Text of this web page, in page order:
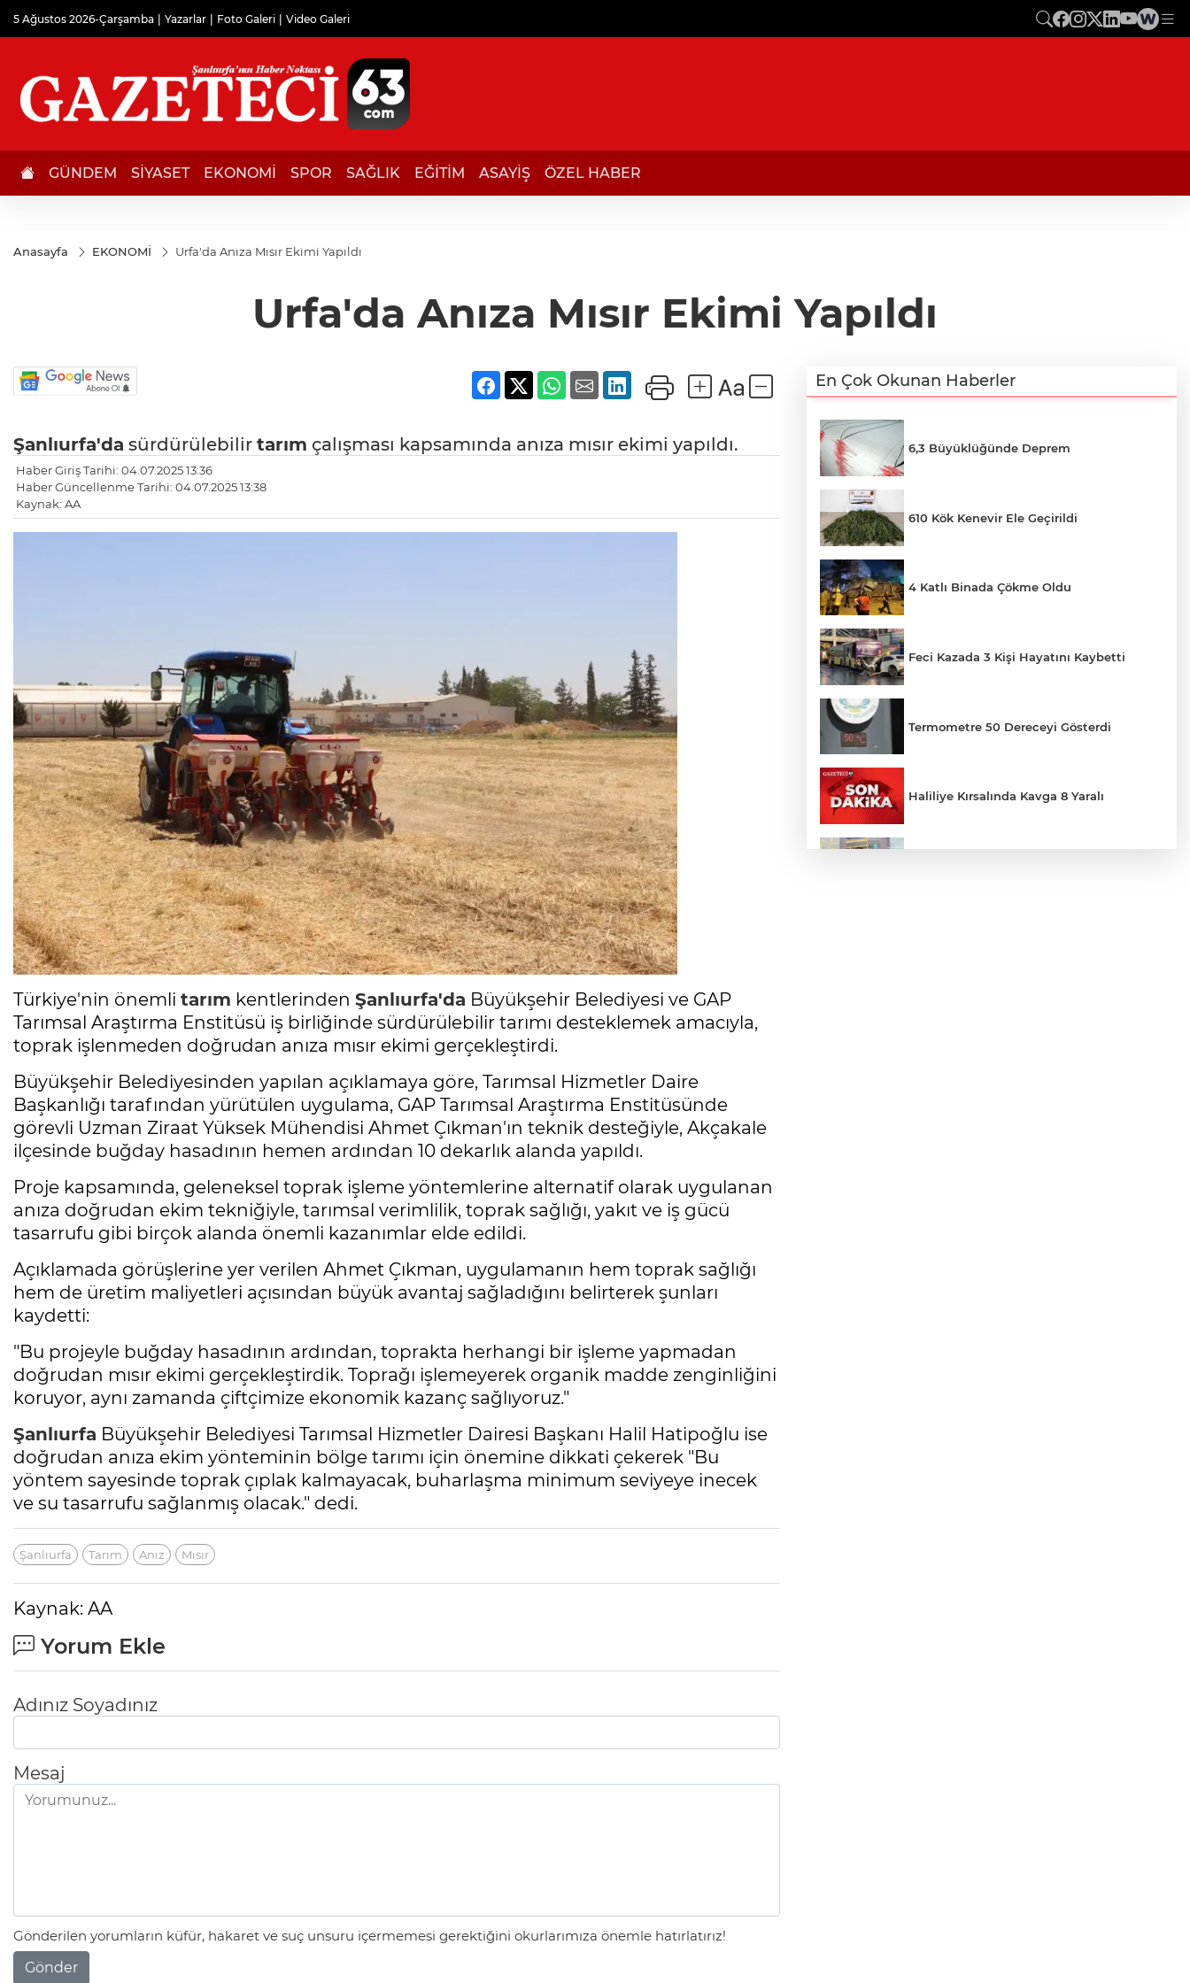
5 Ağustos 2026-Çarşamba Yazarlar Foto Galeri Video Galeri
GÜNDEM SİYASET EKONOMİ SPOR SAĞLIK EĞİTİM ASAYİŞ ÖZEL HABER
Anasayfa EKONOMİ Urfa'da Anıza Mısır Ekimi Yapıldı
Urfa'da Anıza Mısır Ekimi Yapıldı
Şanlıurfa'da sürdürülebilir tarım çalışması kapsamında anıza mısır ekimi yapıldı.
Haber Giriş Tarihi: 04.07.2025 13:36
Haber Güncellenme Tarihi: 04.07.2025 13:38
Kaynak: AA
Türkiye'nin önemli tarım kentlerinden Şanlıurfa'da Büyükşehir Belediyesi ve GAP
Tarımsal Araştırma Enstitüsü iş birliğinde sürdürülebilir tarımı desteklemek amacıyla,
toprak işlenmeden doğrudan anıza mısır ekimi gerçekleştirdi.
Büyükşehir Belediyesinden yapılan açıklamaya göre, Tarımsal Hizmetler Daire
Başkanlığı tarafından yürütülen uygulama, GAP Tarımsal Araştırma Enstitüsünde
görevli Uzman Ziraat Yüksek Mühendisi Ahmet Çıkman'ın teknik desteğiyle, Akçakale
ilçesinde buğday hasadının hemen ardından 10 dekarlık alanda yapıldı.
Proje kapsamında, geleneksel toprak işleme yöntemlerine alternatif olarak uygulanan
anıza doğrudan ekim tekniğiyle, tarımsal verimlilik, toprak sağlığı, yakıt ve iş gücü
tasarrufu gibi birçok alanda önemli kazanımlar elde edildi.
Açıklamada görüşlerine yer verilen Ahmet Çıkman, uygulamanın hem toprak sağlığı
hem de üretim maliyetleri açısından büyük avantaj sağladığını belirterek şunları
kaydetti:
"Bu projeyle buğday hasadının ardından, toprakta herhangi bir işleme yapmadan
doğrudan mısır ekimi gerçekleştirdik. Toprağı işlemeyerek organik madde zenginliğini
koruyor, aynı zamanda çiftçimize ekonomik kazanç sağlıyoruz."
Şanlıurfa Büyükşehir Belediyesi Tarımsal Hizmetler Dairesi Başkanı Halil Hatipoğlu ise
doğrudan anıza ekim yönteminin bölge tarımı için önemine dikkati çekerek "Bu
yöntem sayesinde toprak çıplak kalmayacak, buharlaşma minimum seviyeye inecek
ve su tasarrufu sağlanmış olacak." dedi.
Şanlıurfa Tarım Anız Mısır
Kaynak: AA
Yorum Ekle
Adınız Soyadınız
Mesaj
Gönderilen yorumların küfür, hakaret ve suç unsuru içermemesi gerektiğini okurlarımıza önemle hatırlatırız!
Gönder
En Çok Okunan Haberler
6,3 Büyüklüğünde Deprem
610 Kök Kenevir Ele Geçirildi
4 Katlı Binada Çökme Oldu
Feci Kazada 3 Kişi Hayatını Kaybetti
Termometre 50 Dereceyi Gösterdi
Haliliye Kırsalında Kavga 8 Yaralı